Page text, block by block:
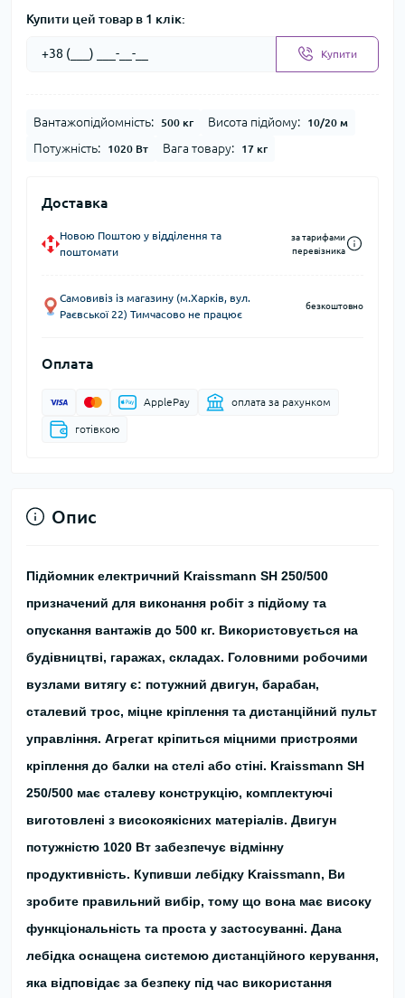
Купити цей товар в 1 клік:
Купити
Вантажопідйомність: 500 кг Висота підйому: 10/20 м
Потужність: 1020 Вт Вага товару: 17 кг
Доставка
Новою Поштою у відділення та
поштомати
за тарифами
перевізника
Самовивіз із магазину (м.Харків, вул.
Раєвської 22) Тимчасово не працює
безкоштовно
Оплата
ApplePay оплата за рахунком
готівкою
Опис
Підйомник електричний Kraissmann SH 250/500
призначений для виконання робіт з підйому та
опускання вантажів до 500 кг. Використовується на
будівництві, гаражах, складах. Головними робочими
вузлами витягу є: потужний двигун, барабан,
сталевий трос, міцне кріплення та дистанційний пульт
управління. Агрегат кріпиться міцними пристроями
кріплення до балки на стелі або стіні. Kraissmann SH
250/500 має сталеву конструкцію, комплектуючі
виготовлені з високоякісних матеріалів. Двигун
потужністю 1020 Вт забезпечує відмінну
продуктивність. Купивши лебідку Kraissmann, Ви
зробите правильний вибір, тому що вона має високу
функціональність та проста у застосуванні. Дана
лебідка оснащена системою дистанційного керування,
яка відповідає за безпеку під час використання